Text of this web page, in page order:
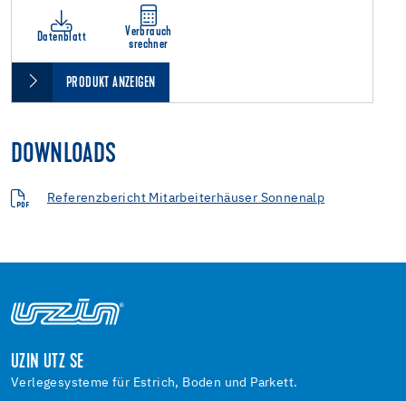
Datenblatt
Verbrauch
srechner
PRODUKT ANZEIGEN
DOWNLOADS
Referenzbericht Mitarbeiterhäuser Sonnenalp
UZIN UTZ SE
Verlegesysteme für Estrich, Boden und Parkett.